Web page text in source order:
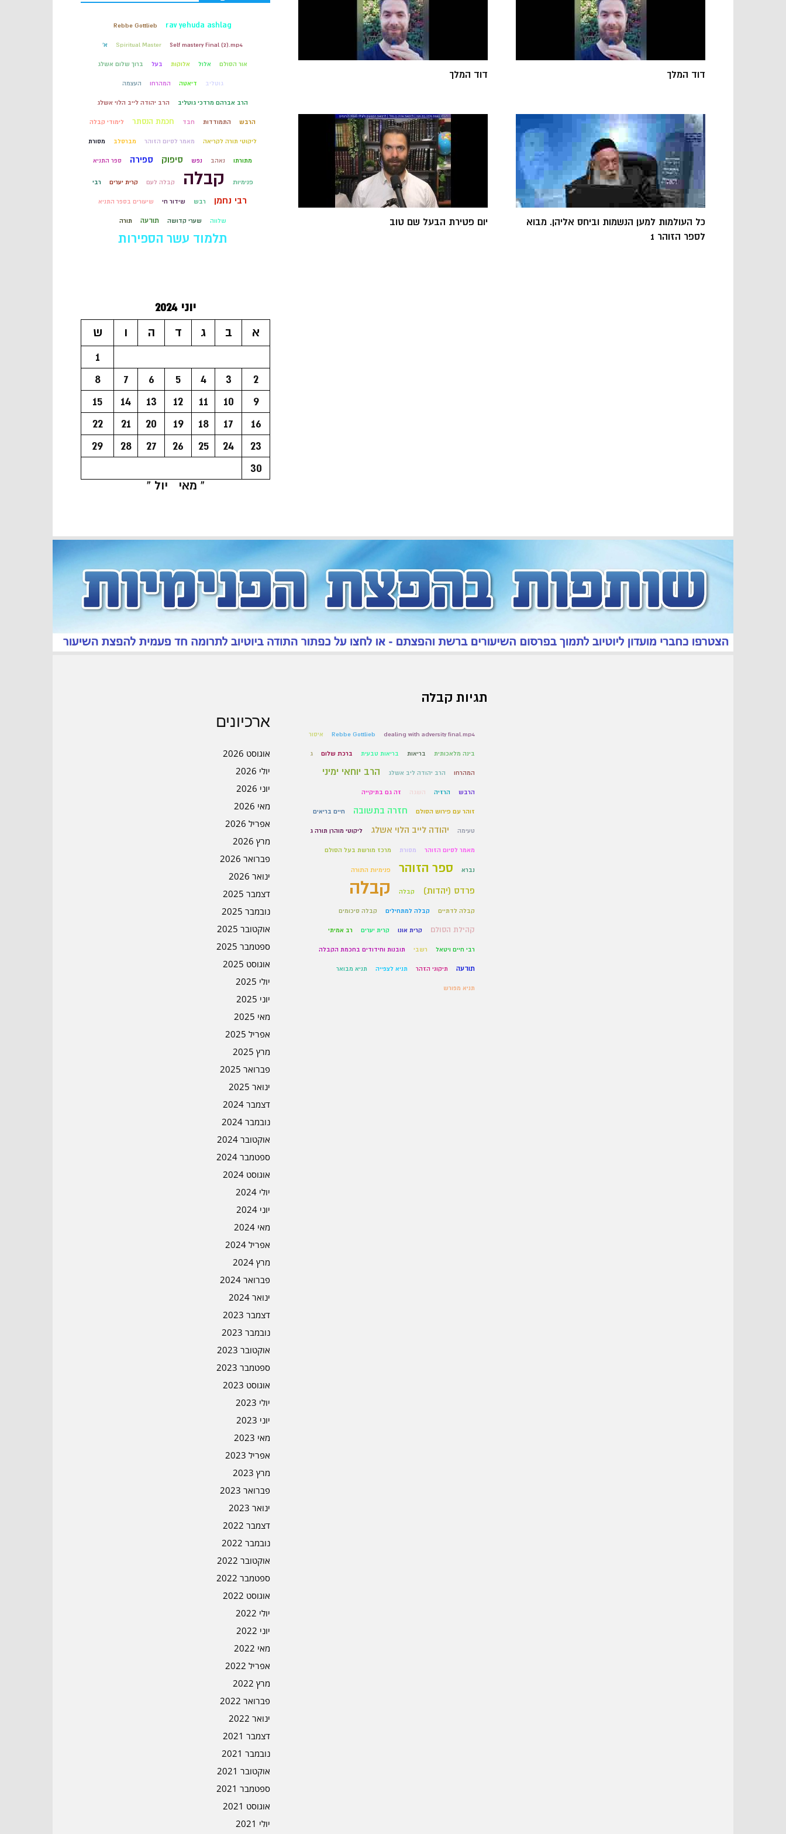
דוד המלך דוד המלך
יום פטירת הבעל שם טוב
כל העולמות למען הנשמות וביחס אליהן. מבוא
לספר הזוהר 1
rav yehuda ashlag
Rebbe Gottlieb
Self mastery Final (2).mp4
Spiritual Master א'
אור הסולם אלול אלוקות בעל ברוך שלום אשלג
גוטליב דיאטה המהרחו העצמה
הרב אברהם מרדכי גוטליב הרב יהודה לייב הלוי אשלג
הרבש התמודדות חבד חכמת הנסתר לימודי קבלה
ליקוטי תורה לקריאה מאמר לסיום הזוהר מברסלב מסורת
מתורתו נאהב נפש סיפוק ספירה ספר התניא
פנימיות קבלה קבלה לעם קרית יערים רבי
רבי נחמן רבש שידור חי שיעורים בספר התניא
שלווה שערי קדושה תודעה תורה
תלמוד עשר הספירות
יוני 2024
א
ב ג ד ה ו
ש
1
2
3
4
5
6
7
8
9
10
11
12
13
14
15
16
17
18
19
20
21
22
23
24
25
26
27
28
29
30
« מאי
יול »
ארכיונים
אוגוסט 2026
יולי 2026
יוני 2026
מאי 2026
אפריל 2026
מרץ 2026
פברואר 2026
ינואר 2026
דצמבר 2025
נובמבר 2025
אוקטובר 2025
ספטמבר 2025
אוגוסט 2025
יולי 2025
יוני 2025
מאי 2025
אפריל 2025
מרץ 2025
פברואר 2025
ינואר 2025
דצמבר 2024
נובמבר 2024
אוקטובר 2024
ספטמבר 2024
אוגוסט 2024
יולי 2024
יוני 2024
מאי 2024
אפריל 2024
מרץ 2024
פברואר 2024
ינואר 2024
דצמבר 2023
נובמבר 2023
אוקטובר 2023
ספטמבר 2023
אוגוסט 2023
יולי 2023
יוני 2023
מאי 2023
אפריל 2023
מרץ 2023
פברואר 2023
ינואר 2023
דצמבר 2022
נובמבר 2022
אוקטובר 2022
ספטמבר 2022
אוגוסט 2022
יולי 2022
יוני 2022
מאי 2022
אפריל 2022
מרץ 2022
פברואר 2022
ינואר 2022
דצמבר 2021
נובמבר 2021
אוקטובר 2021
ספטמבר 2021
אוגוסט 2021
יולי 2021
תגיות קבלה
dealing with adversity final.mp4
Rebbe Gottlieb איסור
בינה מלאכותית בריאות בריאות טבעית ברכת שלום ג
המהרחו הרב יהודה ליב אשלג הרב יוחאי ימיני
הרבש הרזיה השגה זה גם בתיקייה
זוהר עם פירוש הסולם חזרה בתשובה חיים בריאים
טעימה יהודה לייב הלוי אשלג ליקוטי מוהרן תורה ג
מאמר לסיום הזוהר מסורת מרכז מורשת בעל הסולם
נברא ספר הזוהר פנימיות התורה
פרדס (יהדות) קבלה קבלה
קבלה לדתיים קבלה למתחילים קבלה סיכומים
קהילת הסולם קרית אונו קרית יערים רב אמיתי
רבי חיים ויטאל רשבי תובנות וחידודים בחכמת הקבלה
תודעה תיקוני הזהר תניא לצפייה תניא מבואר
תניא מפורש